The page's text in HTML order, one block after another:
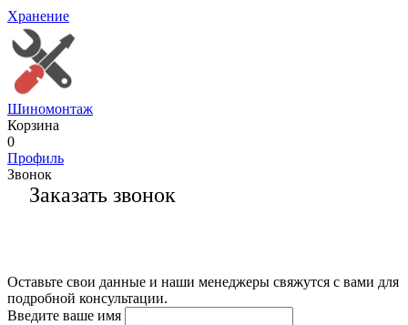
Хранение
Шиномонтаж
Корзина
0
Профиль
Звонок
Заказать звонок
Оставьте свои данные и наши менеджеры свяжутся с вами для
подробной консультации.
Введите ваше имя